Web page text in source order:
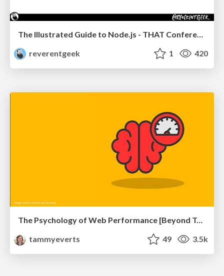
reverentgeek
1 420
The Psychology of Web Performance [Beyond Tellerrand 2023]
tammyeverts
49 3.5k